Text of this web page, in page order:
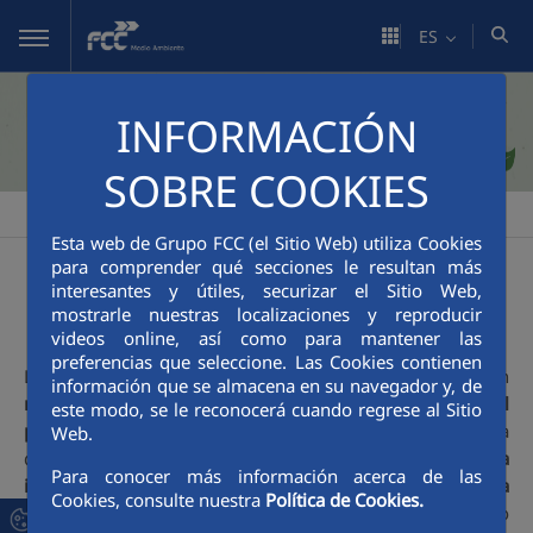
Saltar al contenido principal
INFORMACIÓN
SOBRE COOKIES
Esta web de Grupo FCC (el Sitio Web) utiliza Cookies
para comprender qué secciones le resultan más
interesantes y útiles, securizar el Sitio Web,
mostrarle nuestras localizaciones y reproducir
videos online, así como para mantener las
preferencias que seleccione. Las Cookies contienen
información que se almacena en su navegador y, de
este modo, se le reconocerá cuando regrese al Sitio
Web.
Para conocer más información acerca de las
Cookies, consulte nuestra Política de Cookies.
ES
FCC Medio Ambiente Sostenibilidad Premios AVANZA
Premios AVANZA
Los premiosAVANZAsurgen con elobjetode dar un
reconocimiento a la labor y esfuerzo realizados por el
personal
de la organización que contribuye con su día a
día en
la
integración social
dentro de la misma, lamejora de la
calidad de nuestros procesos,el respeto al medio